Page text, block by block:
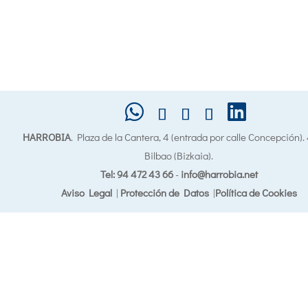
HARROBIA. Plaza de la Cantera, 4 (entrada por calle
Bilbao (Bizkaia).
Tel: 94 472 43 66- info@harrobia.net
Aviso Legal| Protección de Datos|Política de Cookies